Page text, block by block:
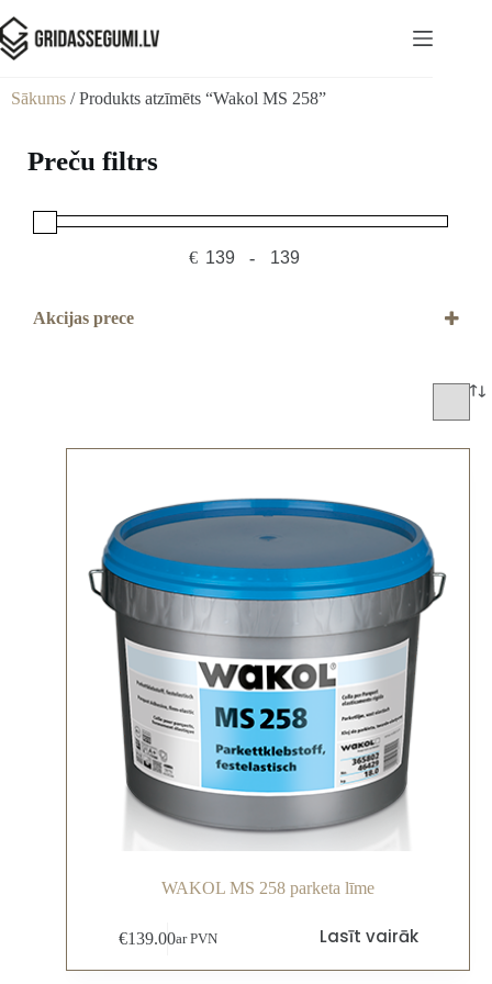
Sākums / Produkts atzīmēts “Wakol MS 258”
Preču filtrs
€ Minimum Price
-
Maximum Price
Akcijas prece
WAKOL MS 258 parketa līme
€139.00ar PVN Lasīt vairāk